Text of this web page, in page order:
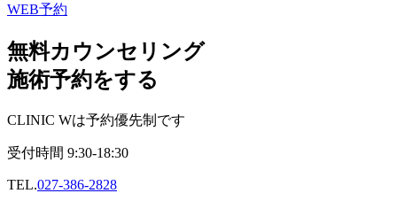
WEB予約
無料カウンセリング
施術予約をする
CLINIC Wは予約優先制です
受付時間 9:30-18:30
TEL.027-386-2828